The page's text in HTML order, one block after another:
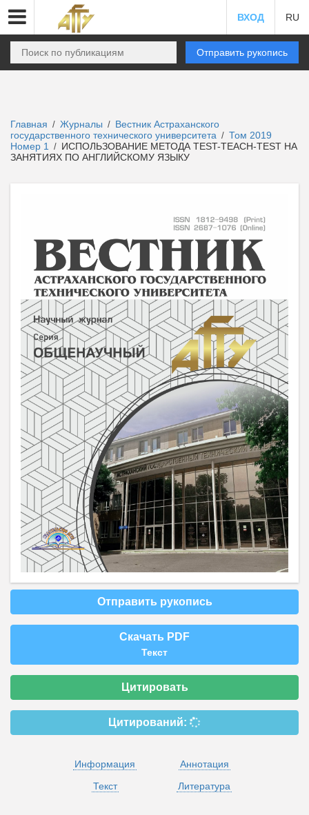
ВХОД RU
Отправить рукопись
Главная / Журналы / Вестник Астраханского
государственного технического университета / Том 2019
Номер 1
/ ИСПОЛЬЗОВАНИЕ МЕТОДА TEST-TEACH-TEST НА
ЗАНЯТИЯХ ПО АНГЛИЙСКОМУ ЯЗЫКУ
Отправить рукопись
Скачать PDF
Текст
Цитировать
Цитирований:
Информация
Аннотация
Текст
Литература